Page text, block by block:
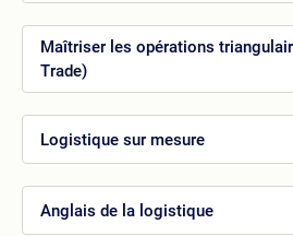
Maîtriser les opérations
Trade)
Logistique sur mesure
Anglais de la logistique